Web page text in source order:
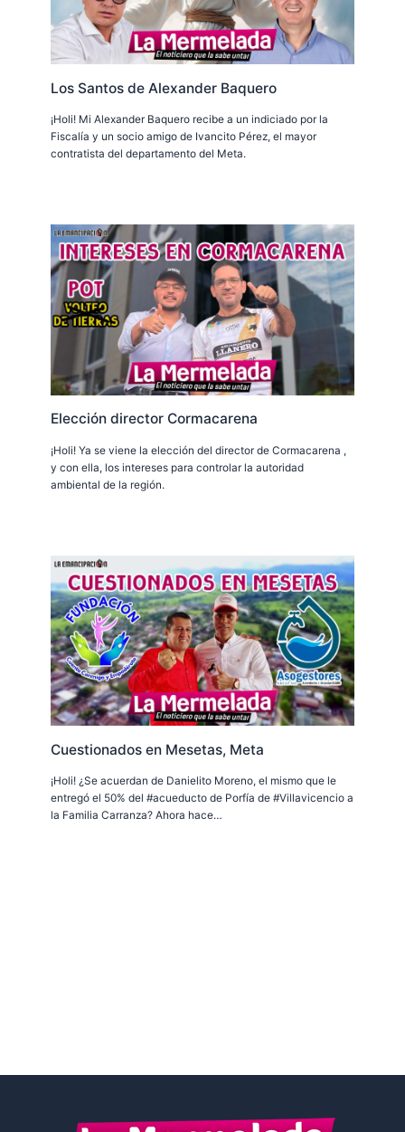
Los Santos de Alexander Baquero
¡Holi! Mi Alexander Baquero recibe a un indiciado por la
Fiscalía y un socio amigo de Ivancito Pérez, el mayor
contratista del departamento del Meta.
Elección director Cormacarena
¡Holi! Ya se viene la elección del director de Cormacarena ,
y con ella, los intereses para controlar la autoridad
ambiental de la región.
Cuestionados en Mesetas, Meta
¡Holi! ¿Se acuerdan de Danielito Moreno, el mismo que le
entregó el 50% del #acueducto de Porfía de #Villavicencio a
la Familia Carranza? Ahora hace…